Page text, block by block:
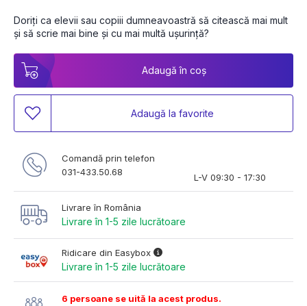
Doriţi ca elevii sau copiii dumneavoastră să citească mai mult
şi să scrie mai bine şi cu mai multă uşurinţă?
Adaugă în coș
Adaugă la favorite
Comandă prin telefon
031-433.50.68
L-V 09:30 - 17:30
Livrare în România
Livrare în 1-5 zile lucrătoare
Ridicare din Easybox
Livrare în 1-5 zile lucrătoare
6 persoane se uită la acest produs.